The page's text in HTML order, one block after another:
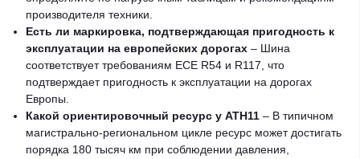
производителя техники.
Есть ли маркировка, подтверждающая пригодность к
эксплуатации на европейских дорогах – Шина
соответствует требованиям ECE R54 и R117, что
подтверждает пригодность к эксплуатации на дорогах
Европы.
Какой ориентировочный ресурс у ATH11 – В типичном
магистрально-региональном цикле ресурс может достигать
порядка 180 тысяч км при соблюдении давления,